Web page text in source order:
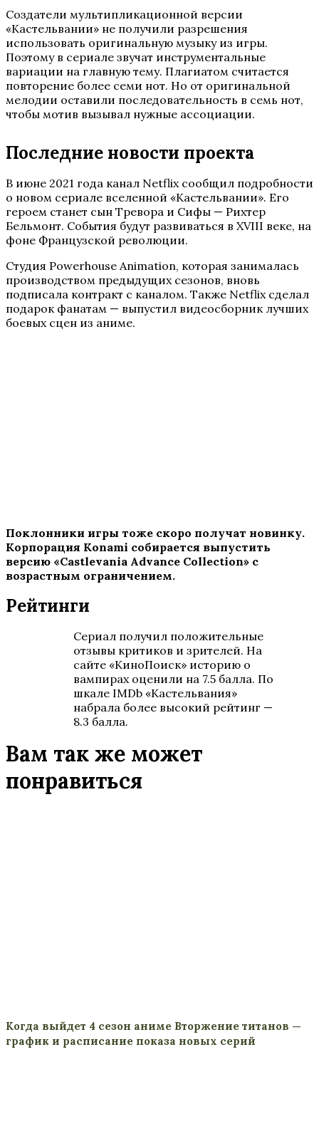
Создатели мультипликационной версии
«Кастельвании» не получили разрешения
использовать оригинальную музыку из игры.
Поэтому в сериале звучат инструментальные
вариации на главную тему. Плагиатом считается
повторение более семи нот. Но от оригинальной
мелодии оставили последовательность в семь нот,
чтобы мотив вызывал нужные ассоциации.
Последние новости проекта
В июне 2021 года канал Netflix сообщил подробности
о новом сериале вселенной «Кастельвании». Его
героем станет сын Тревора и Сифы — Рихтер
Бельмонт. События будут развиваться в XVIII веке, на
фоне Французской революции.
Студия Powerhouse Animation, которая занималась
производством предыдущих сезонов, вновь
подписала контракт с каналом. Также Netflix сделал
подарок фанатам — выпустил видеосборник лучших
боевых сцен из аниме.
Поклонники игры тоже скоро получат новинку.
Корпорация Konami собирается выпустить
версию «Castlevania Advance Collection» с
возрастным ограничением.
Рейтинги
Сериал получил положительные
отзывы критиков и зрителей. На
сайте «КиноПоиск» историю о
вампирах оценили на 7.5 балла. По
шкале IMDb «Кастельвания»
набрала более высокий рейтинг —
8.3 балла.
Вам так же может
понравиться
Когда выйдет 4 сезон аниме Вторжение титанов —
график и расписание показа новых серий